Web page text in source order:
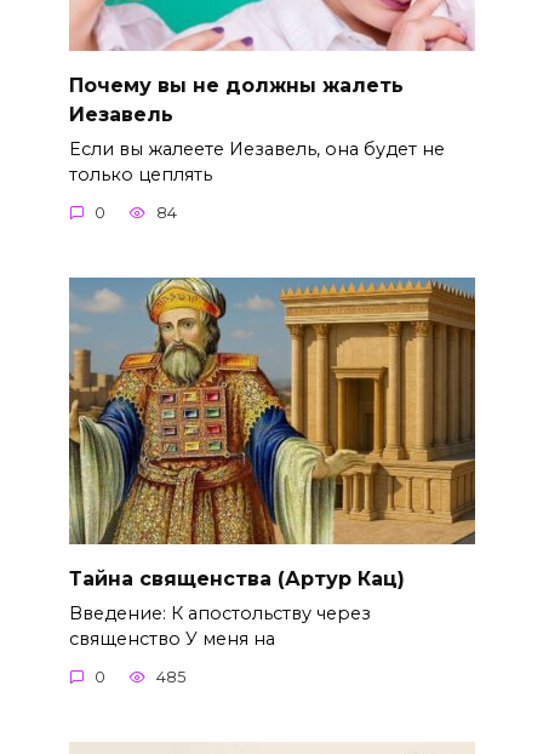
Почему вы не должны жалеть
Иезавель
Если вы жалеете Иезавель, она будет не
только цеплять
0 84
Тайна священства (Артур Кац)
Введение: К апостольству через
священство У меня на
0 485